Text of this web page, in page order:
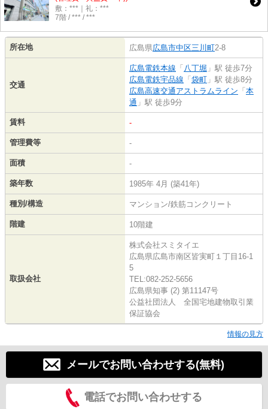
敷：***｜礼：***
7階 / *** / ***
所在地 広島県広島市中区三川町2-8
交通
広島電鉄本線 「 八丁堀 」駅 徒歩7分
広島電鉄宇品線 「 袋町 」駅 徒歩8分
広島高速交通アストラムライン 「 本
通 」駅 徒歩9分
賃料 -
管理費等 -
面積 -
築年数 1985年 4月 (築41年)
種別/構造 マンション/鉄筋コンクリート
階建 10階建
取扱会社
株式会社スミタイエ
広島県広島市南区皆実町１丁目16-1
5
TEL:082-252-5656
広島県知事 (2) 第11147号
公益社団法人 全国宅地建物取引業
保証協会
情報の見方
メールでお問い合わせする(無料)
電話でお問い合わせする